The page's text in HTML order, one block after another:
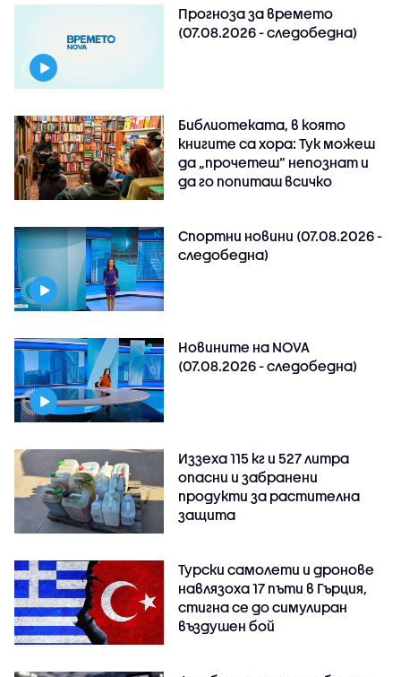
Прогноза за времето
(07.08.2026 - следобедна)
Библиотеката, в която
книгите са хора: Тук можеш
да „прочетеш“ непознат и
да го попиташ всичко
Спортни новини (07.08.2026 -
следобедна)
Новините на NOVA
(07.08.2026 - следобедна)
Иззеха 115 кг и 527 литра
опасни и забранени
продукти за растителна
защита
Турски самолети и дронове
навлязоха 17 пъти в Гърция,
стигна се до симулиран
въздушен бой